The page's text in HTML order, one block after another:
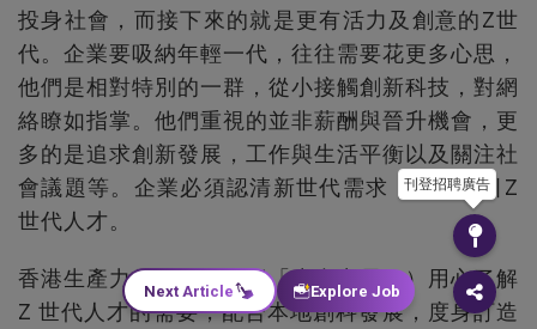
投身社會，而接下來的就是更有活力及創意的Z世
代。企業要吸納年輕一代，往往需要花更多心思，
他們是相對特別的一群，從小接觸創新科技，對網
絡瞭如指掌。他們重視的並非薪酬與晉升機會，更
多的是追求創新發展，工作與生活平衡以及關注社
會議題等。企業必須認清新世代需求，方能吸引Z
世代人才。
香港生產力促進局（下稱「生產力局」）用心了解
Z 世代人才的需要，配合本地創科發展，度身訂造
刊登招聘廣告
Next Article Explore Job